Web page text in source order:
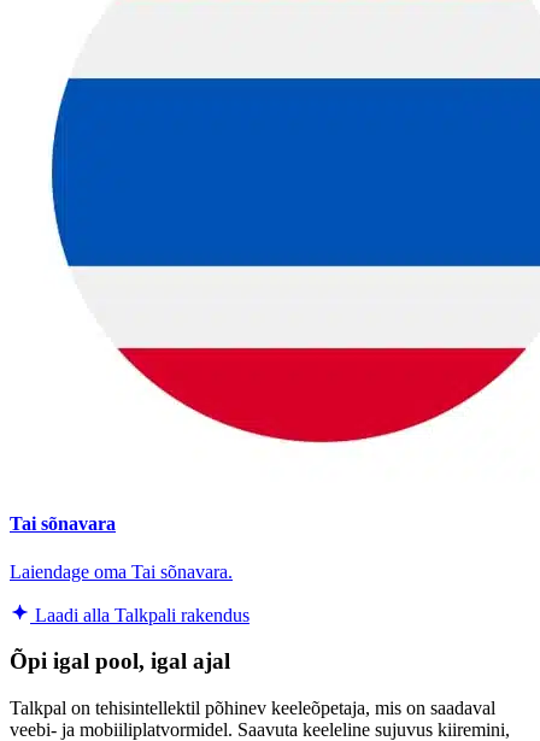
Tai sõnavara
Laiendage oma Tai sõnavara.
Laadi alla Talkpali rakendus
Õpi igal pool, igal ajal
Talkpal on tehisintellektil põhinev keeleõpetaja, mis on saadaval
veebi- ja mobiiliplatvormidel. Saavuta keeleline sujuvus kiiremini,